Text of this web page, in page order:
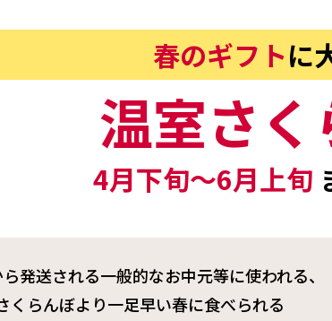
春のギフトに
温室さ
4月下旬〜6月上旬
発送される一般的なお中元等に使われる、
くらんぼより一足早い春に食べられる